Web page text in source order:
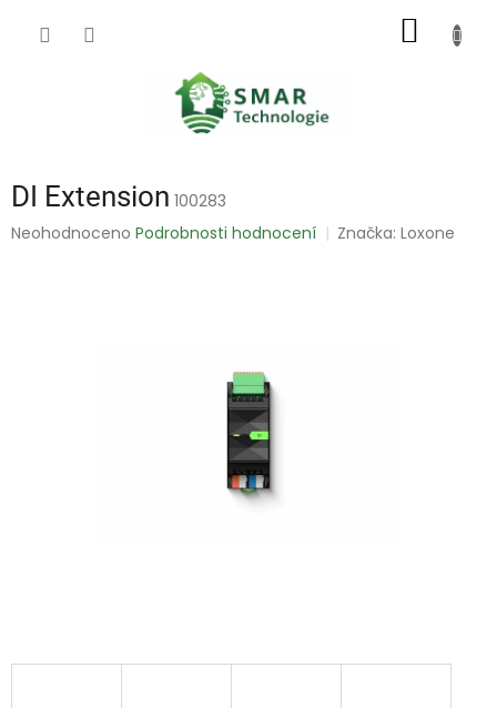
DI Extension 100283
Průměrné
Neohodnoceno Podrobnosti hodnocení Značka:Loxone